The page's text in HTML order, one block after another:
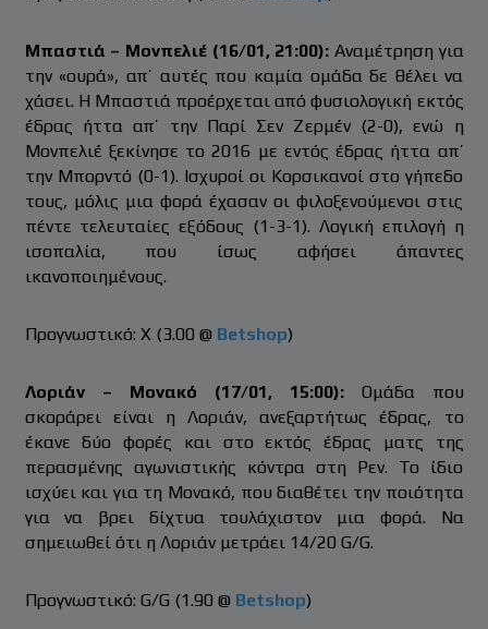
Μπαστιά – Μονπελιέ (16/01, 21:00): Αναμέτρηση για
την «ουρά», απ’ αυτές που καμία ομάδα δε θέλει να
χάσει. Η Μπαστιά προέρχεται από φυσιολογική εκτός
έδρας ήττα απ’ την Παρί Σεν Ζερμέν (2-0), ενώ η
Μονπελιέ ξεκίνησε το 2016 με εντός έδρας ήττα απ’
την Μπορντό (0-1). Ισχυροί οι Κορσικανοί στο γήπεδο
τους, μόλις μια φορά έχασαν οι φιλοξενούμενοι στις
πέντε τελευταίες εξόδους (1-3-1). Λογική επιλογή η
ισοπαλία, που ίσως αφήσει άπαντες
ικανοποιημένους.
Προγνωστικό: Χ (3.00 @ Betshop)
Λοριάν – Μονακό (17/01, 15:00):Ομάδα που
σκοράρει είναι η Λοριάν, ανεξαρτήτως έδρας, το
έκανε δύο φορές και στο εκτός έδρας ματς της
περασμένης αγωνιστικής κόντρα στη Ρεν. Το ίδιο
ισχύει και για τη Μονακό, που διαθέτει την ποιότητα
για να βρει δίχτυα τουλάχιστον μια φορά. Να
σημειωθεί ότι η Λοριάν μετράει 14/20 G/G.
Προγνωστικό: G/G (1.90 @ Betshop)